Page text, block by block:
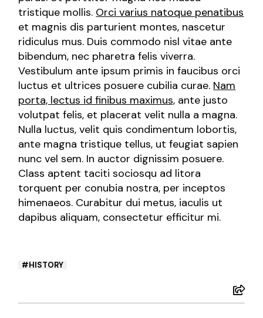
tristique mollis. Orci varius natoque penatibus
et magnis dis parturient montes, nascetur
ridiculus mus. Duis commodo nisl vitae ante
bibendum, nec pharetra felis viverra.
Vestibulum ante ipsum primis in faucibus orci
luctus et ultrices posuere cubilia curae. Nam
porta, lectus id finibus maximus, ante justo
volutpat felis, et placerat velit nulla a magna.
Nulla luctus, velit quis condimentum lobortis,
ante magna tristique tellus, ut feugiat sapien
nunc vel sem. In auctor dignissim posuere.
Class aptent taciti sociosqu ad litora
torquent per conubia nostra, per inceptos
himenaeos. Curabitur dui metus, iaculis ut
dapibus aliquam, consectetur efficitur mi.
HISTORY